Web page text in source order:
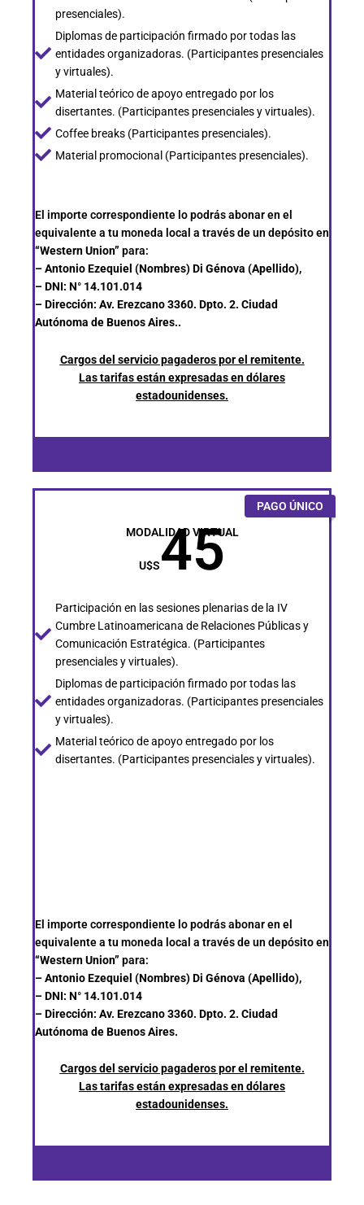
presenciales).
Diplomas de participación firmado por todas las
entidades organizadoras. (Participantes presenciales
y virtuales).
Material teórico de apoyo entregado por los
disertantes. (Participantes presenciales y virtuales).
Coffee breaks (Participantes presenciales).
Material promocional (Participantes presenciales).
El importe correspondiente lo podrás abonar en el
equivalente a tu moneda local a través de un depósito en
“Western Union” para:
– Antonio Ezequiel (Nombres) Di Génova (Apellido),
– DNI: N° 14.101.014
– Dirección: Av. Erezcano 3360. Dpto. 2. Ciudad
Autónoma de Buenos Aires..
Cargos del servicio pagaderos por el remitente.
Las tarifas están expresadas en dólares
estadounidenses.
PAGO ÚNICO
MODALIDAD VIRTUAL
U$S45
Participación en las sesiones plenarias de la IV
Cumbre Latinoamericana de Relaciones Públicas y
Comunicación Estratégica. (Participantes
presenciales y virtuales).
Diplomas de participación firmado por todas las
entidades organizadoras. (Participantes presenciales
y virtuales).
Material teórico de apoyo entregado por los
disertantes. (Participantes presenciales y virtuales).
El importe correspondiente lo podrás abonar en el
equivalente a tu moneda local a través de un depósito en
“Western Union” para:
– Antonio Ezequiel (Nombres) Di Génova (Apellido),
– DNI: N° 14.101.014
– Dirección: Av. Erezcano 3360. Dpto. 2. Ciudad
Autónoma de Buenos Aires.
Cargos del servicio pagaderos por el remitente.
Las tarifas están expresadas en dólares
estadounidenses.